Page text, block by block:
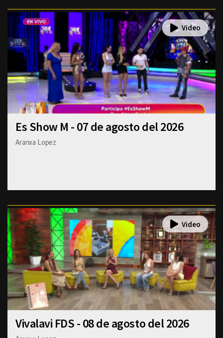
Es Show M - 07 de agosto del 2026
Aranxa Lopez
Vivalavi FDS - 08 de agosto del 2026